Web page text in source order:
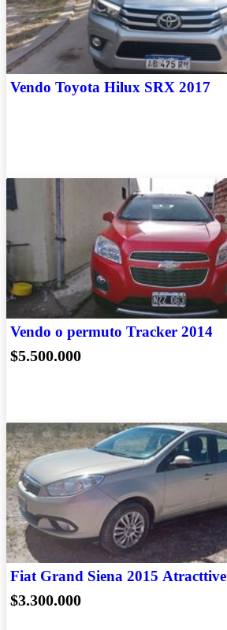
Vendo Toyota Hilux SRX 2017
Vendo o permuto Tracker 2014
$5.500.000
Fiat Grand Siena 2015 Atracttive
$3.300.000